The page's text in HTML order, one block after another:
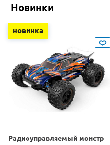
Новинки
новинка
Радиоуправляемый монстр